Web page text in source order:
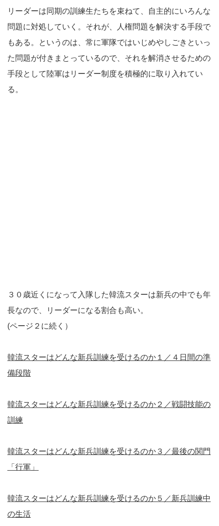
リーダーは同期の訓練生たちを束ねて、自主的にいろんな
問題に対処していく。それが、人権問題を解決する手段で
もある。というのは、常に軍隊ではいじめやしごきといっ
た問題が付きまとっているので、それを解消させるための
手段として陸軍はリーダー制度を積極的に取り入れてい
る。
３０歳近くになって入隊した韓流スターは新兵の中でも年
長なので、リーダーになる割合も高い。
(ページ２に続く）
韓流スターはどんな新兵訓練を受けるのか１／４日間の準
備段階
韓流スターはどんな新兵訓練を受けるのか２／戦闘技能の
訓練
韓流スターはどんな新兵訓練を受けるのか３／最後の関門
「行軍」
韓流スターはどんな新兵訓練を受けるのか５／新兵訓練中
の生活